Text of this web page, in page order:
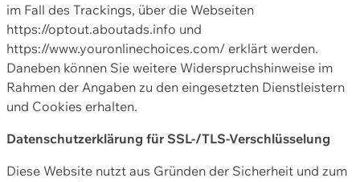
im Fall des Trackings, über die Webseiten
https://optout.aboutads.info und
https://www.youronlinechoices.com/ erklärt werden.
Daneben können Sie weitere Widerspruchshinweise im
Rahmen der Angaben zu den eingesetzten Dienstleistern
und Cookies erhalten.
Datenschutzerklärung für SSL-/TLS-Verschlüsselung
Diese Website nutzt aus Gründen der Sicherheit und zum